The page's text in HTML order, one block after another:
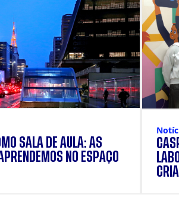
SALA DE AULA: AS
NO ESPAÇO